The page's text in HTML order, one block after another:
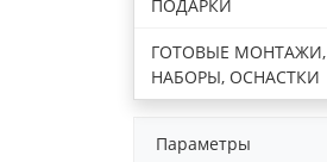
ПОДАРКИ
ГОТОВЫЕ МОНТАЖИ,
НАБОРЫ, ОСНАСТКИ
Параметры